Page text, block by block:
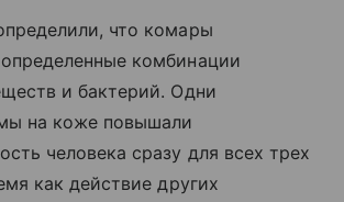
что комары
комбинации
и бактерий. Одни
на коже повышали
человека сразу для всех трех
как действие других